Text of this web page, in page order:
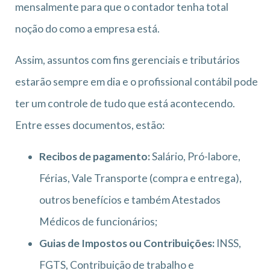
mensalmente para que o contador tenha total
noção do como a empresa está.
Assim, assuntos com fins gerenciais e tributários
estarão sempre em dia e o profissional contábil pode
ter um controle de tudo que está acontecendo.
Entre esses documentos, estão:
Recibos de pagamento:Salário, Pró-labore,
Férias, Vale Transporte (compra e entrega),
outros benefícios e também Atestados
Médicos de funcionários;
Guias de Impostos ou Contribuições: INSS,
FGTS, Contribuição de trabalho e